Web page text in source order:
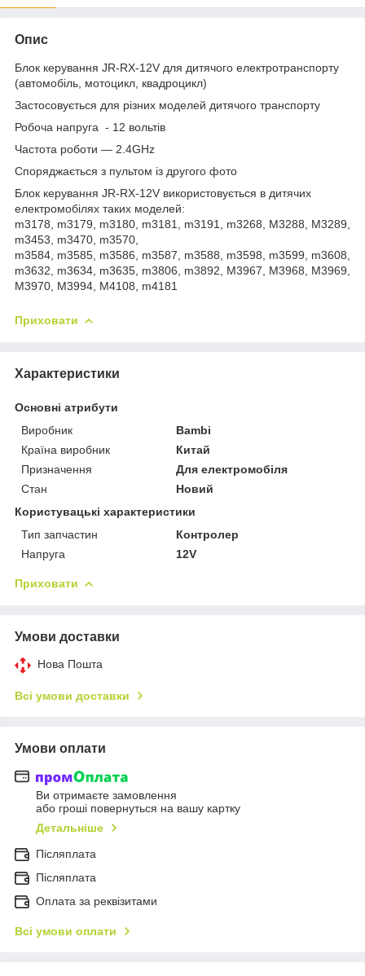
Опис
Блок керування JR-RX-12V для дитячого електротранспорту
(автомобіль, мотоцикл, квадроцикл)
Застосовується для різних моделей дитячого транспорту
Робоча напруга - 12 вольтів
Частота роботи — 2.4GHz
Споряджається з пультом із другого фото
Блок керування JR-RX-12V використовується в дитячих
електромобілях таких моделей:
m3178, m3179, m3180, m3181, m3191, m3268, M3288, M3289,
m3453, m3470, m3570,
m3584, m3585, m3586, m3587, m3588, m3598, m3599, m3608,
m3632, m3634, m3635, m3806, m3892, M3967, M3968, M3969,
M3970, M3994, M4108, m4181
Приховати
Характеристики
Основні атрибути
Виробник
Bambi
Країна виробник
Китай
Призначення
Для електромобіля
Стан
Новий
Користувацькі характеристики
Тип запчастин
Контролер
Напруга
12V
Приховати
Умови доставки
Нова Пошта
Всі умови доставки
Умови оплати
Ви отримаєте замовлення
або гроші повернуться на вашу картку
Детальніше
Післяплата
Пiсляплата
Оплата за реквізитами
Всі умови оплати